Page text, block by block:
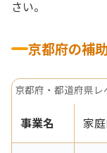
さい。
京都府の補
京都府・都道府県レ
事業名 家